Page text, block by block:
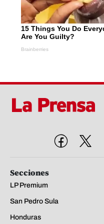
Secciones
LP Premium
San Pedro Sula
Honduras